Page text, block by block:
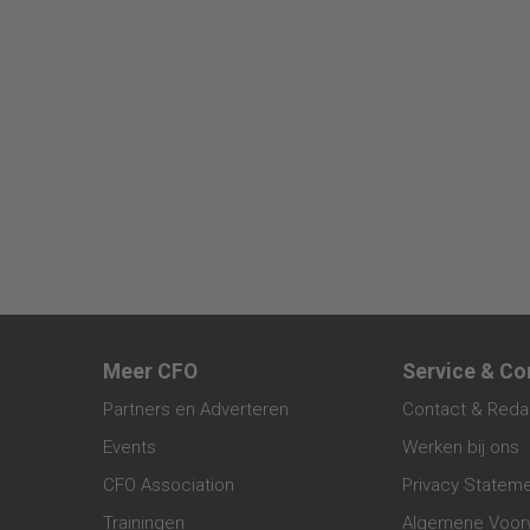
Meer CFO
Partners en Adverteren
Events
CFO Association
Trainingen
Service &
Contact &
Werken bij ons
Privacy
Algemene